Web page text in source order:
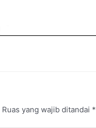
Ruas yang wajib ditandai *